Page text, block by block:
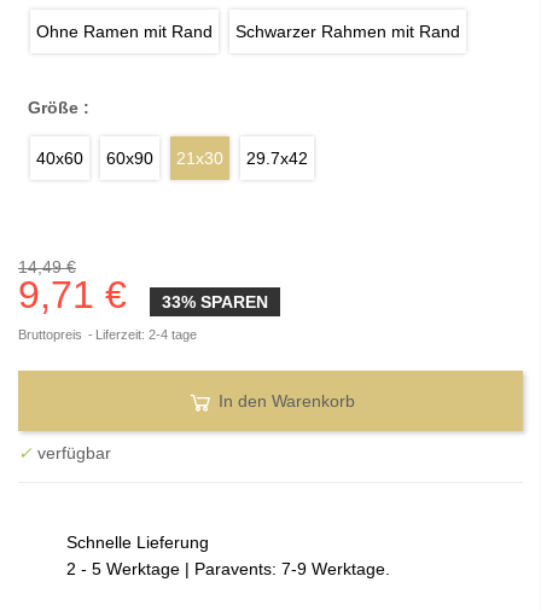
Ohne Ramen mit Rand Schwarzer Rahmen mit Rand
Größe :
40x60 60x90 21x30 29.7x42
14,49 €
9,71 € 33% SPAREN
Bruttopreis Liferzeit: 2-4 tage
In den Warenkorb
✓ verfügbar
Schnelle Lieferung
2 - 5 Werktage | Paravents: 7-9 Werktage.